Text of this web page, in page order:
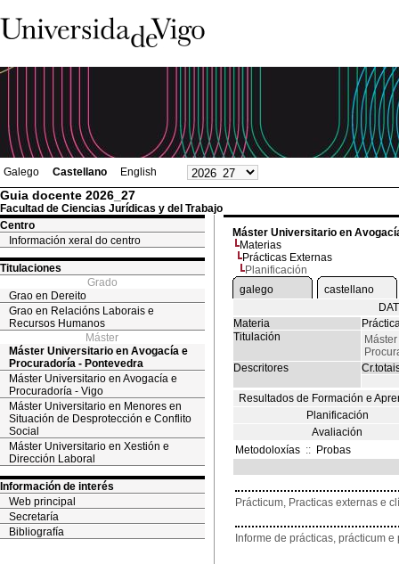
Galego Castellano English
Guia docente 2026_27
Facultad de Ciencias Jurídicas y del Trabajo
Centro
Información xeral do centro
Titulaciones
Grado
Grao en Dereito
Grao en Relacións Laborais e
Recursos Humanos
Máster
Máster Universitario en Avogacía e
Procuradoría - Pontevedra
Máster Universitario en Avogacía e
Procuradoría - Vigo
Máster Universitario en Menores en
Situación de Desprotección e Conflito
Social
Máster Universitario en Xestión e
Dirección Laboral
Información de interés
Web principal
Secretaría
Bibliografía
Máster Universitario en
Materias
Prácticas Externas
Planificación
galego
castellano
Materia
Titulación
Descritores
Resultados de Formación e
Planificación
Avaliación
Metodoloxías :: Probas
Prácticum, Practicas externas e
Informe de prácticas, prácticum